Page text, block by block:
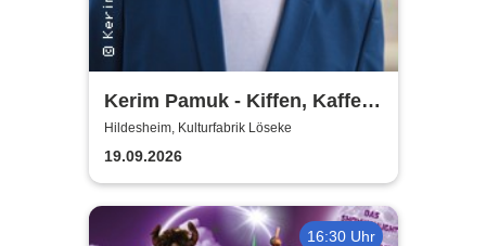
Kerim Pamuk - Kiffen, Kaffee
& Kajal
Hildesheim, Kulturfabrik Löseke
19.09.2026
16:30 Uhr